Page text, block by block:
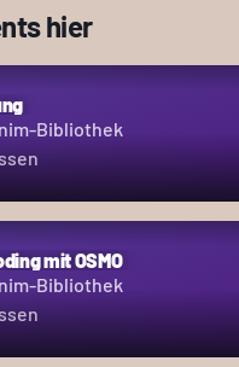
hier
Bibliothek
mit OSMO
Bibliothek